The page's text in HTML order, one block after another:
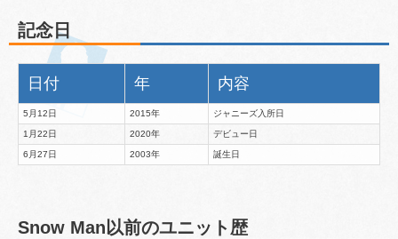
記念日
日付 年 内容
5月12日 2015年 ジャニーズ入所日
1月22日 2020年 デビュー日
6月27日 2003年 誕生日
Snow Man以前のユニット歴